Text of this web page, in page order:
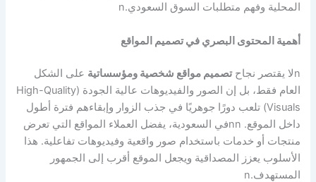
المحلية وفهم متطلبات السوق السعودي.n
أهمية المحتوى البصري في تصميم المواقع
nلا يقتصر نجاحتصميم مواقع شخصية ومؤسساتية على الشكل
العام فقط، بل إن الصور والفيديوهات عالية الجودة (High-Quality
Visuals) تلعب دورًا جوهريًا في جذب الزوار وإبقاءهم فترة أطول
داخل الموقع. nnفي السعودية، يفضل العملاء المواقع التي تعرض
منتجات أو خدمات باستخدام صور واقعية وفيديوهات تفاعلية. هذا
الأسلوب يعزز المصداقية ويجعل الموقع أقرب إلى الجمهور
المستهدف.n